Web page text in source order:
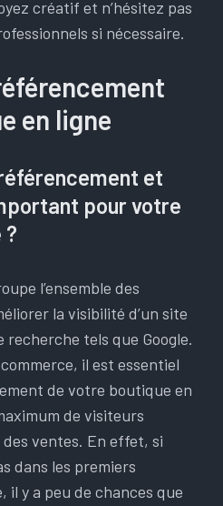
créatif et n’hésitez pas
si nécessaire.
en ligne
et
pour votre
?
l’ensemble des
la visibilité d’un site
tels que Google.
il est essentiel
de votre boutique en
de visiteurs
ventes. En effet, si
dans les premiers
y a peu de chances que